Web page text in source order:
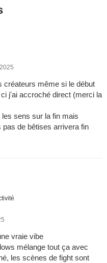
créateurs même si le début
j'ai accroché direct (merci la
sens sur la fin mais
de bêtises arrivera fin
vraie vibe
mélange tout ça avec
les scènes de fight sont